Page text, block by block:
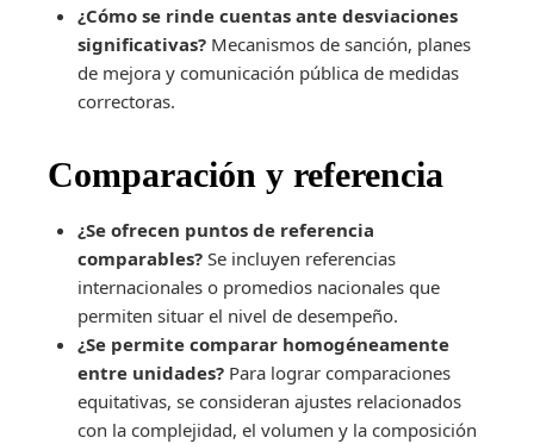
¿Cómo se rinde cuentas ante desviaciones
significativas? Mecanismos de sanción, planes
de mejora y comunicación pública de medidas
correctoras.
Comparación y referencia
¿Se ofrecen puntos de referencia
comparables? Se incluyen referencias
internacionales o promedios nacionales que
permiten situar el nivel de desempeño.
¿Se permite comparar homogéneamente
entre unidades? Para lograr comparaciones
equitativas, se consideran ajustes relacionados
con la complejidad, el volumen y la composición